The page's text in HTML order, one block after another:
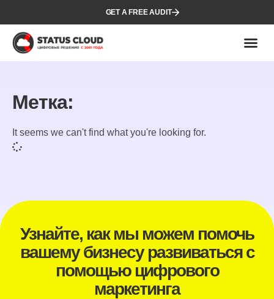
GET A FREE AUDIT
Метка:
It seems we can't find what you're looking for.
Узнайте, как мы можем помочь
вашему бизнесу развиваться с
помощью цифрового
маркетинга